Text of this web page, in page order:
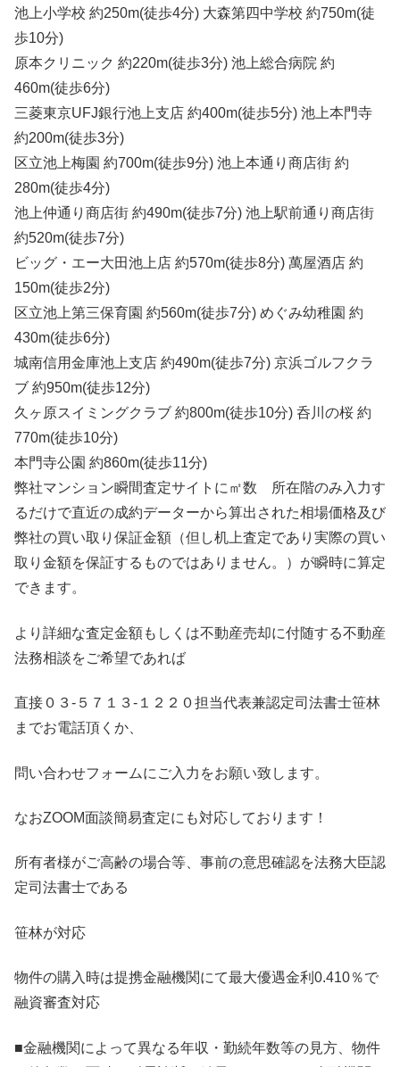
池上小学校 約250m(徒歩4分) 大森第四中学校 約750m(徒
歩10分)
原本クリニック 約220m(徒歩3分) 池上総合病院 約
460m(徒歩6分)
三菱東京UFJ銀行池上支店 約400m(徒歩5分) 池上本門寺
約200m(徒歩3分)
区立池上梅園 約700m(徒歩9分) 池上本通り商店街 約
280m(徒歩4分)
池上仲通り商店街 約490m(徒歩7分) 池上駅前通り商店街
約520m(徒歩7分)
ビッグ・エー大田池上店 約570m(徒歩8分) 萬屋酒店 約
150m(徒歩2分)
区立池上第三保育園 約560m(徒歩7分) めぐみ幼稚園 約
430m(徒歩6分)
城南信用金庫池上支店 約490m(徒歩7分) 京浜ゴルフクラ
ブ 約950m(徒歩12分)
久ヶ原スイミングクラブ 約800m(徒歩10分) 呑川の桜 約
770m(徒歩10分)
本門寺公園 約860m(徒歩11分)
弊社マンション瞬間査定サイトに㎡数 所在階のみ入力す
るだけで直近の成約データーから算出された相場価格及び
弊社の買い取り保証金額（但し机上査定であり実際の買い
取り金額を保証するものではありません。）が瞬時に算定
できます。
より詳細な査定金額もしくは不動産売却に付随する不動産
法務相談をご希望であれば
直接０３-５７１３-１２２０担当代表兼認定司法書士笹林
までお電話頂くか、
問い合わせフォームにご入力をお願い致します。
なおZOOM面談簡易査定にも対応しております！
所有者様がご高齢の場合等、事前の意思確認を法務大臣認
定司法書士である
笹林が対応
物件の購入時は提携金融機関にて最大優遇金利0.410％で
融資審査対応
■金融機関によって異なる年収・勤続年数等の見方、物件